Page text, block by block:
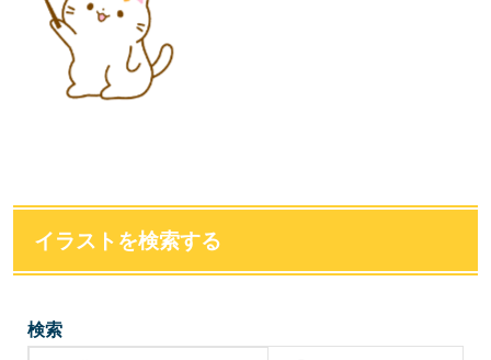
イラストを検索する
検索